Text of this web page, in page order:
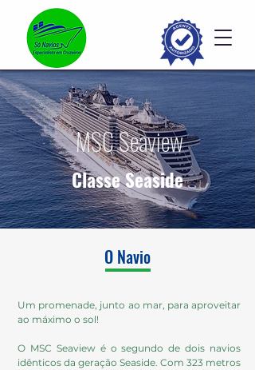
MSC Seaview
Classe Seaside
O Navio
Um promenade, junto ao mar, para aproveitar
ao máximo o sol!
O MSC Seaview é o segundo de dois navios
idênticos da geração Seaside. Com 323 metros